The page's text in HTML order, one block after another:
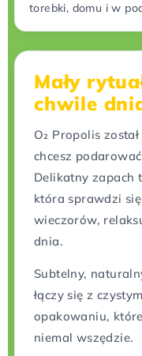
torebki, domu i w
Mały
chwile
O₂ Propolis
chcesz
Delikatny zapach
która sprawdzi
wieczorów,
dnia.
Subtelny,
łączy się z
opakowaniu,
niemal wszędzie.